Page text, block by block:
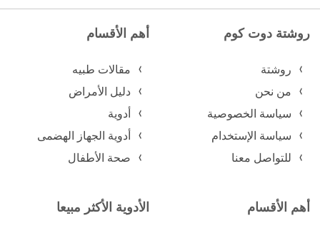
روشتة دوت كوم
روشتة
من نحن
سياسة الخصوصية
سياسة الإستخدام
للتواصل معنا
أهم الأقسام
مقالات طبيه
دليل الأمراض
أدوية
أدوية الجهاز الهضمى
صحة الأطفال
أهم الأقسام الأدوية الأكثر مبيعا